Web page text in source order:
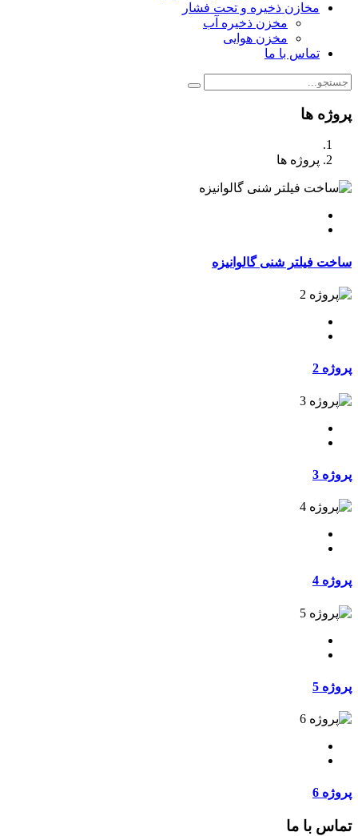
مخازن ذخیره و تحت فشار
مخزن ذخیره آب
مخزن هوایی
تماس با ما
پروژه ها
پروژه ها
ساخت فیلتر شنی گالوانیزه
پروژه 2
پروژه 3
پروژه 4
پروژه 5
پروژه 6
تماس با ما